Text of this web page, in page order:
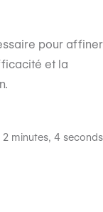
pour affiner
et la
2 minutes, 4 seconds